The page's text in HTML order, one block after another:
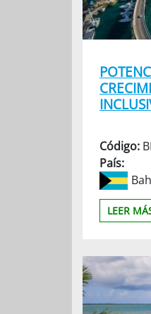
Código:
País:
LEER